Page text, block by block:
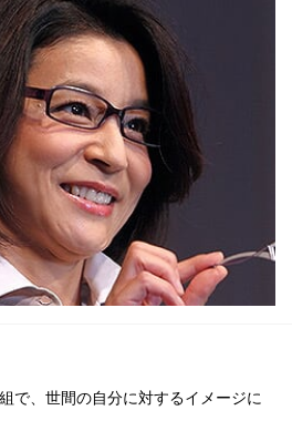
で、世間の自分に対するイメージに